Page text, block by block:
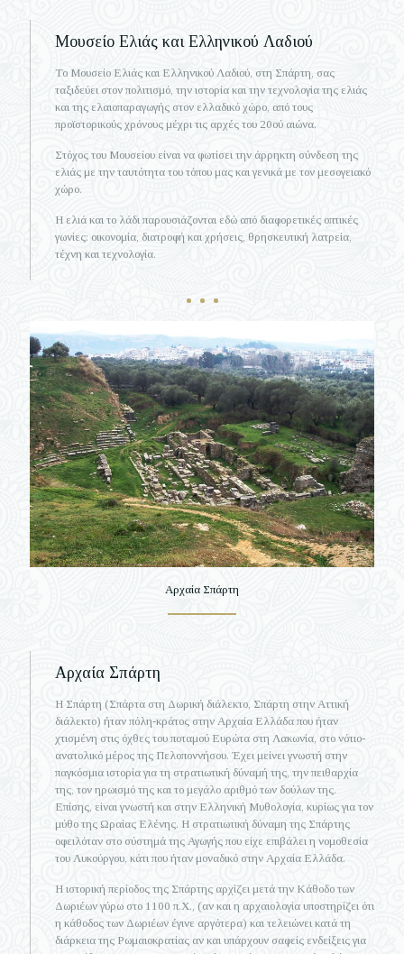
Μουσείο Ελιάς και Ελληνικού Λαδιού
Το Μουσείο Ελιάς και Ελληνικού Λαδιού, στη Σπάρτη, σας
ταξιδεύει στον πολιτισμό, την ιστορία και την τεχνολογία της ελιάς
και της ελαιοπαραγωγής στον ελλαδικό χώρο, από τους
προϊστορικούς χρόνους μέχρι τις αρχές του 20ού αιώνα.
Στόχος του Μουσείου είναι να φωτίσει την άρρηκτη σύνδεση της
ελιάς με την ταυτότητα του τόπου μας και γενικά με τον μεσογειακό
χώρο.
Η ελιά και το λάδι παρουσιάζονται εδώ από διαφορετικές οπτικές
γωνίες: οικονομία, διατροφή και χρήσεις, θρησκευτική λατρεία,
τέχνη και τεχνολογία.
Αρχαία Σπάρτη
Αρχαία Σπάρτη
Η Σπάρτη (Σπάρτα στη Δωρική διάλεκτο, Σπάρτη στην Αττική
διάλεκτο) ήταν πόλη-κράτος στην Αρχαία Ελλάδα που ήταν
χτισμένη στις όχθες του ποταμού Ευρώτα στη Λακωνία, στο νότιο-
ανατολικό μέρος της Πελοποννήσου. Έχει μείνει γνωστή στην
παγκόσμια ιστορία για τη στρατιωτική δύναμή της, την πειθαρχία
της, τον ηρωισμό της και το μεγάλο αριθμό των δούλων της.
Επίσης, είναι γνωστή και στην Ελληνική Μυθολογία, κυρίως για τον
μύθο της Ωραίας Ελένης. Η στρατιωτική δύναμη της Σπάρτης
οφειλόταν στο σύστημά της Αγωγής που είχε επιβάλει η νομοθεσία
του Λυκούργου, κάτι που ήταν μοναδικό στην Αρχαία Ελλάδα.
Η ιστορική περίοδος της Σπάρτης αρχίζει μετά την Κάθοδο των
Δωριέων γύρω στο 1100 π.Χ., (αν και η αρχαιολογία υποστηρίζει ότι
η κάθοδος των Δωριέων έγινε αργότερα) και τελειώνει κατά τη
διάρκεια της Ρωμαιοκρατίας αν και υπάρχουν σαφείς ενδείξεις για